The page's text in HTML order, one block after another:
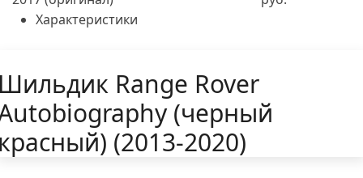
Характеристики
Range Rover
(черный
(2013-2020)